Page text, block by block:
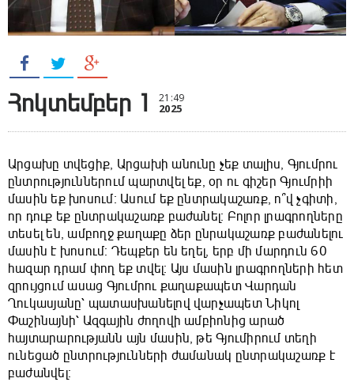
Հոկտեմբեր 1 21:49
2025
Արցախը տվեցիք, Արցախի անունը չեք տալիս, Գյումրու
ընտրություններում պարտվել եք, օր ու գիշեր Գյումրիի
մասին եք խոսում։ Ասում եք ընտրակաշառք, ո՞վ չգիտի,
որ դուք եք ընտրակաշառք բաժանել։ Բոլոր լրագրողները
տեսել են, ամբողջ քաղաքը ձեր ընրակաշառք բաժանելու
մասին է խոսում։ Դեպքեր են եղել, երբ մի մարդուն 60
հազար դրամ փող եք տվել։ Այս մասին լրագրողների հետ
զրույցում ասաց Գյումրու քաղաքապետ Վարդան
Ղուկասյանը՝ պատասխանելով վարչապետ Նիկոլ
Փաշինայնի՝ Ազգային ժողովի ամբիոնից արած
հայտարարությանն այն մասին, թե Գյումիրում տեղի
ունեցած ընտրությունների ժամանակ ընտրակաշառք է
բաժանվել։